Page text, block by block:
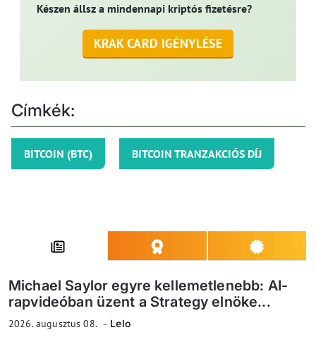
Készen állsz a mindennapi kriptós fizetésre?
KRAK CARD IGÉNYLÉSE
Címkék:
BITCOIN (BTC) BITCOIN TRANZAKCIÓS DÍJ
Michael Saylor egyre kellemetlenebb: AI-
rapvideóban üzent a Strategy elnöke...
2026. augusztus 08. Lelo